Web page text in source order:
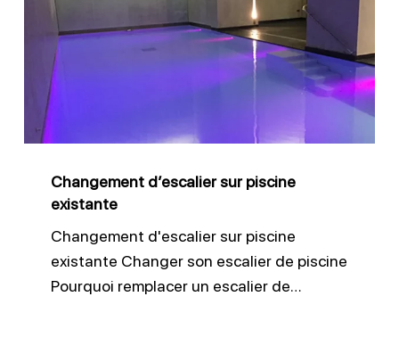
piscine
existante
Changement d’escalier sur piscine
existante
Changement d'escalier sur piscine
existante Changer son escalier de piscine
Pourquoi remplacer un escalier de…